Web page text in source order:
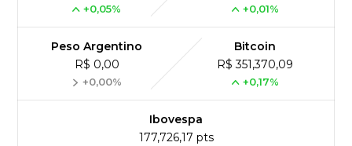
+0,05% +0,01%
Peso Argentino
R$ 0,00
+0,00%
Bitcoin
R$ 351,370,09
+0,17%
Ibovespa
177,726,17 pts